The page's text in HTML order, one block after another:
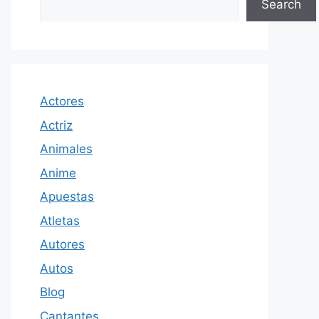
Search
Actores
Actriz
Animales
Anime
Apuestas
Atletas
Autores
Autos
Blog
Cantantes